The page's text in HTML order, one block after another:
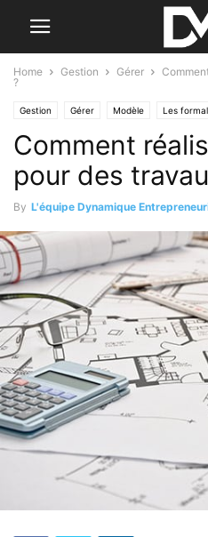
Home Gestion Gérer
?
Gestion Gérer Modèle Les
Comment
pour des
By L'équipe Dynamique